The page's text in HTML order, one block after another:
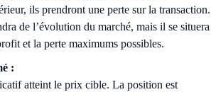
ils prendront une perte sur la transaction.
de l’évolution du marché, mais il se situera
et la perte maximums possibles.
:
atteint le prix cible. La position est